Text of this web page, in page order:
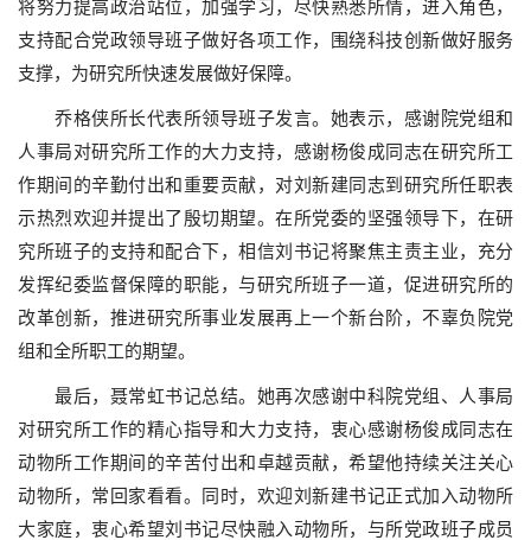
将努力提高政治站位，加强学习，尽快熟悉所情，进入角色，
支持配合党政领导班子做好各项工作，围绕科技创新做好服务
支撑，为研究所快速发展做好保障。
乔格侠所长代表所领导班子发言。她表示，感谢院党组和
人事局对研究所工作的大力支持，感谢杨俊成同志在研究所工
作期间的辛勤付出和重要贡献，对刘新建同志到研究所任职表
示热烈欢迎并提出了殷切期望。在所党委的坚强领导下，在研
究所班子的支持和配合下，相信刘书记将聚焦主责主业，充分
发挥纪委监督保障的职能，与研究所班子一道，促进研究所的
改革创新，推进研究所事业发展再上一个新台阶，不辜负院党
组和全所职工的期望。
最后，聂常虹书记总结。她再次感谢中科院党组、人事局
对研究所工作的精心指导和大力支持，衷心感谢杨俊成同志在
动物所工作期间的辛苦付出和卓越贡献，希望他持续关注关心
动物所，常回家看看。同时，欢迎刘新建书记正式加入动物所
大家庭，衷心希望刘书记尽快融入动物所，与所党政班子成员